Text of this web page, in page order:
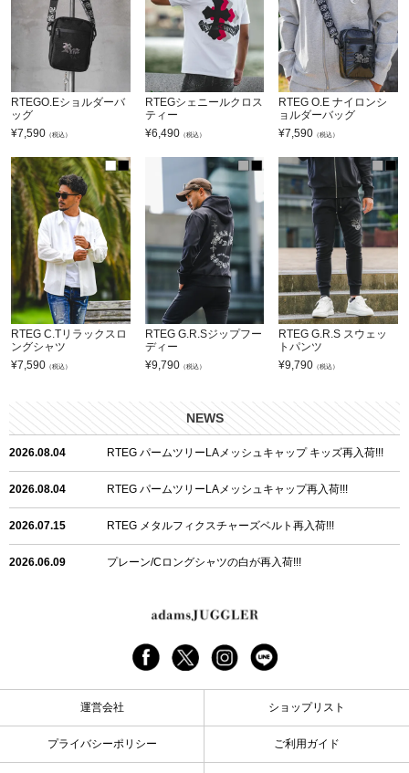
RTEGO.Eショルダーバ
ッグ
¥7,590 （税込）
RTEGシェニールクロス
ティー
¥6,490（税込）
RTEG O.E ナイロンシ
ョルダーバッグ
¥7,590 （税込）
RTEG C.Tリラックスロ
ングシャツ
¥7,590 （税込）
RTEG G.R.Sジップフー
ディー
¥9,790（税込）
RTEG G.R.S スウェッ
トパンツ
¥9,790 （税込）
NEWS
2026.08.04 RTEG パームツリーLAメッシュキャップ キッズ再入荷!!!
2026.08.04 RTEG パームツリーLAメッシュキャップ再入荷!!!
2026.07.15 RTEG メタルフィクスチャーズベルト再入荷!!!
2026.06.09 プレーン/Cロングシャツの白が再入荷!!!
24/フリンジデニムロングパンツ再入荷!!!
G/グレーペイントデニムロングパンツ再入荷!!!
2026.04.23 I.W.D.Rデニムロングパンツ再入荷!!!
運営会社 ショップリスト
プライバシーポリシー ご利用ガイド